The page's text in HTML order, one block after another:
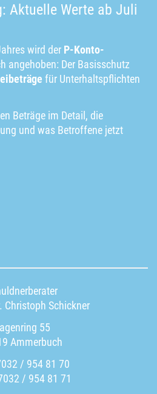
Aktuelle Werte ab Juli
wird der P-Konto-
angehoben: Der Basisschutz
für Unterhaltspflichten
Beträge im Detail, die
und was Betroffene jetzt
Christoph Schickner
55
Ammerbuch
/ 954 81 70
/ 954 81 71